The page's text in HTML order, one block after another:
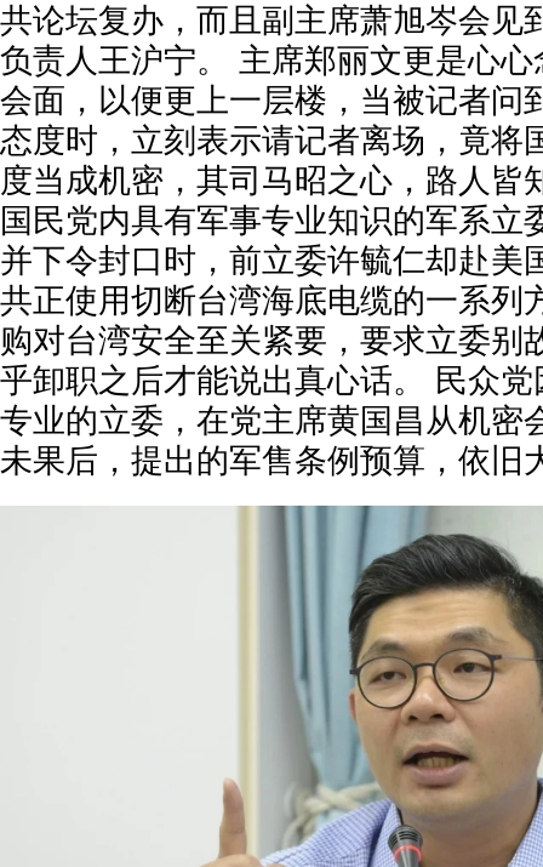
共论坛复办，而且副主席萧旭岑会见
负责人王沪宁。 主席郑丽文更是心
会面，以便更上一层楼，当被记者问
态度时，立刻表示请记者离场，竟将
度当成机密，其司马昭之心，路人皆
国民党内具有军事专业知识的军系立
并下令封口时，前立委许毓仁却赴美
共正使用切断台湾海底电缆的一系列
购对台湾安全至关紧要，要求立委别
乎卸职之后才能说出真心话。 民众
专业的立委，在党主席黄国昌从机密
未果后，提出的军售条例预算，依旧